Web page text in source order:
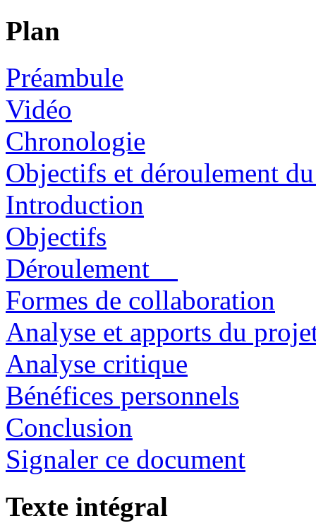
Plan
Préambule
Vidéo
Chronologie
Objectifs et déroulement
Introduction
Objectifs
Déroulement
Formes de collaboration
Analyse et apports du
Analyse critique
Bénéfices personnels
Conclusion
Signaler ce document
Texte intégral